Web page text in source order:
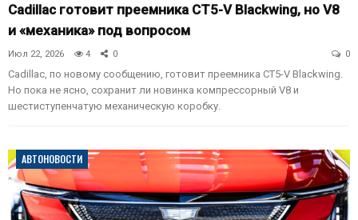
Cadillac готовит преемника CT5-V Blackwing, но V8
и «механика» под вопросом
Июл 22, 2026 4 0 0
Cadillac, по новому сообщению, готовит преемника CT5-V Blackwing.
Но пока не ясно, сохранит ли новинка компрессорный V8 и
шестиступенчатую механическую коробку.
АВТОНОВОСТИ